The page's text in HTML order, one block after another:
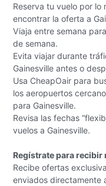
Reserva tu vuelo por lo
encontrar la oferta a
Viaja entre semana
de semana.
Evita viajar durante
Gainesville antes o
Usa CheapOair para
los aeropuertos
para Gainesville.
Revisa las fechas
vuelos a Gainesville.
Regístrate para
Recibe ofertas
enviados directamente